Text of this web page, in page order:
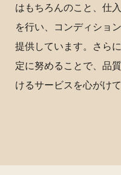
はもちろんのこと、仕
を行い、コンディショ
提供しています。さら
定に努めることで、品
けるサービスを心がけて